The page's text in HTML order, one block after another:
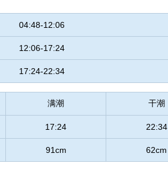
04:48-12:06
12:06-17:24
17:24-22:34
满潮 干潮
17:24 22:34
91cm 62cm